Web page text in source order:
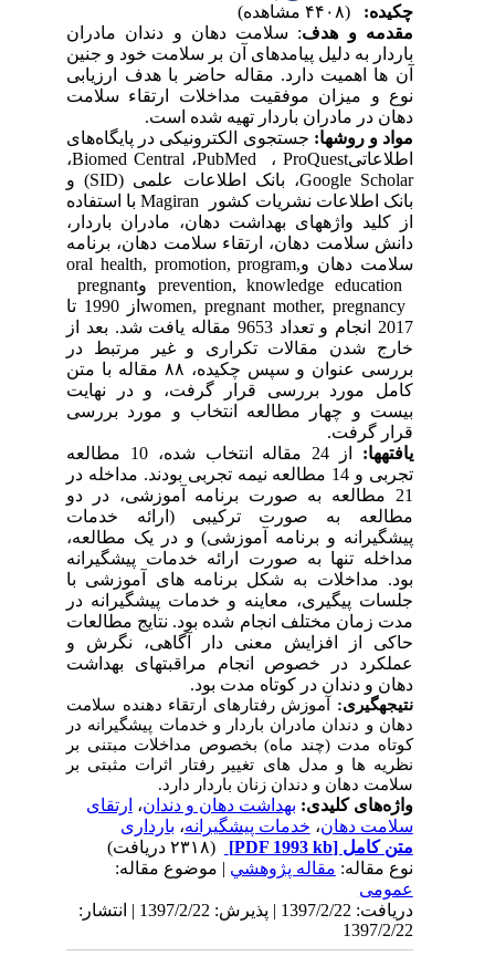
چکیده:
مقدمه و هدف: سلامت دهان و دندان مادران
باردار به دلیل پیامدهای آن بر سلامت خود و جنین
آن ها اهمیت دارد. مقاله حاضر با هدف ارزیابی
نوع و میزان موفقیت مداخلات ارتقاء سلامت
دهان در مادران باردار تهیه شده است.
مواد و روشها:جستجوی الکترونیکی در پایگاه‌های
اطلاعاتیProQuest، PubMed،Biomed Central،
Google Scholar، بانک اطلاعات علمی(SID)و
بانک اطلاعات نشریات کشورMagiranبا استفاده
از کلید واژه­های بهداشت دهان، مادران باردار،
دانش سلامت دهان، ارتقاء سلامت دهان، برنامه
سلامت دهان و oral health, promotion, program,
prevention, knowledge educationو
pregnant
women, pregnant mother, pregnancy
از 1990 تا
2017 انجام و تعداد 9653 مقاله یافت شد. بعد از
خارج شدن مقالات تکراری و غیر مرتبط در
بررسی عنوان و سپس چکیده، ٨٨ مقاله با متن
کامل مورد بررسی قرار گرفت، و در نهایت
بیست و چهار مطالعه انتخاب و مورد بررسی
قرار گرفت.
یافته­ها:
از 24 مقاله انتخاب‌ شده، 10 مطالعه
تجربی و 14 مطالعه نیمه تجربی بودند. مداخله در
21 مطالعه به صورت برنامه آموزشی، در دو
مطالعه به صورت ترکیبی (ارائه خدمات
پیشگیرانه و برنامه آموزشی) و در یک مطالعه،
مداخله تنها به صورت ارائه خدمات پیشگیرانه
بود. مداخلات به شکل برنامه ‌های آموزشی با
جلسات پیگیری، معاینه و خدمات پیشگیرانه در
مدت زمان مختلف انجام شده بود. نتایج مطالعات
حاکی از افزایش معنی دار آگاهی، نگرش و
عملکرد در خصوص انجام مراقبتهای بهداشت
دهان و دندان در کوتاه مدت بود.
نتیجه­گیری:آموزش رفتارهای ارتقاء دهنده سلامت
دهان و دندان مادران باردار و خدمات پیشگیرانه در
کوتاه مدت (چند ماه) بخصوص مداخلات مبتنی بر
نظریه ها و مدل های تغییر رفتار اثرات مثبتی بر
سلامت دهان و دندان زنان باردار دارد.
واژه‌های کلیدی:بهداشت دهان و دندان ،ارتقای
سلامت دهان،خدمات پیشگیرانه،بارداری
متن کامل[PDF 1993 kb]
نوع مقاله:مقاله پژوهشي| موضوع مقاله:
عمومى
دریافت: 1397/2/22 | پذیرش: 1397/2/22 | انتشار:
1397/2/22